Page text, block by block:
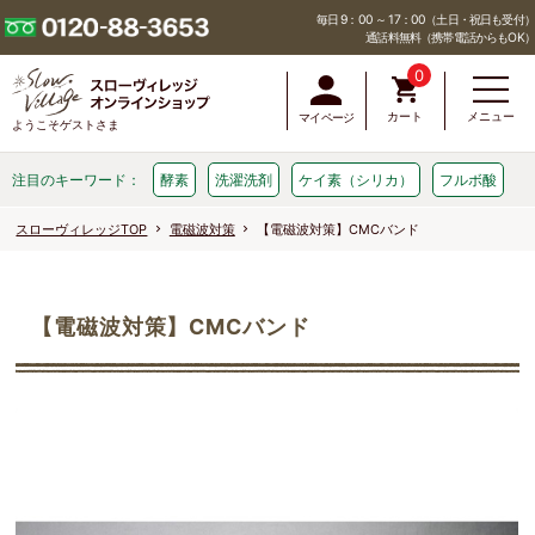
毎日 9：00 ～ 17：00（土日・祝日も受付）
通話料無料（携帯電話からもOK）
ようこそゲストさま
0
カート
マイページ メニュー
注目のキーワード： 酵素 洗濯洗剤 ケイ素（シリカ） フルボ酸
スローヴィレッジTOP 電磁波対策 【電磁波対策】CMCバンド
【電磁波対策】CMCバンド